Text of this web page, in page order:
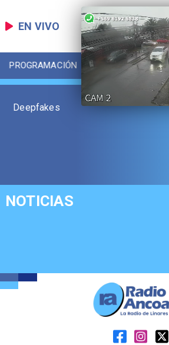
EN VIVO
PROGRAMACIÓN LOCAL
Deepfakes
NOTICIAS